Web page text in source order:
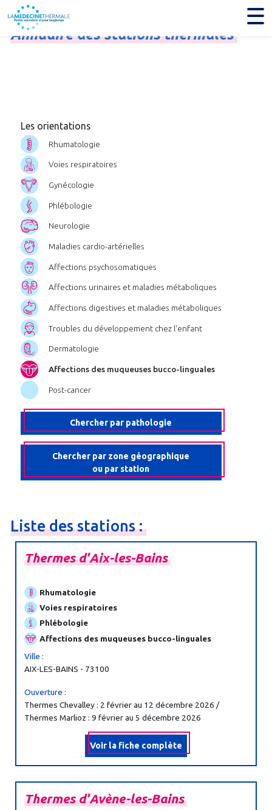
Annuairedesstationsthermales
Les orientations
Rhumatologie
Voies respiratoires
Gynécologie
Phlébologie
Neurologie
Maladies cardio-artérielles
Affections psychosomatiques
Affections urinaires et maladies métaboliques
Affections digestives et maladies métaboliques
Troubles du développement chez l'enfant
Dermatologie
Affections des muqueuses bucco-linguales
Post-cancer
Chercher par pathologie
Chercher par zone géographique
ou par station
Listedesstations:
Thermesd'Aix-les-Bains
Rhumatologie
Voies respiratoires
Phlébologie
Affections des muqueuses bucco-linguales
Ville :
AIX-LES-BAINS - 73100
Ouverture :
Thermes Chevalley : 2 février au 12 décembre 2026 /
Thermes Marlioz : 9 février au 5 décembre 2026
Voir la fiche complète
Thermesd'Avène-les-Bains